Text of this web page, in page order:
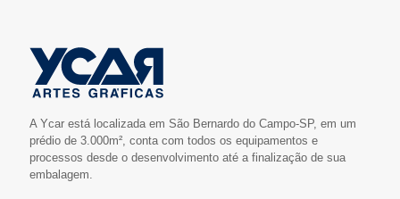
A Ycar está localizada em São Bernardo do Campo-SP, em um
prédio de 3.000m², conta com todos os equipamentos e
processos desde o desenvolvimento até a finalização de sua
embalagem.